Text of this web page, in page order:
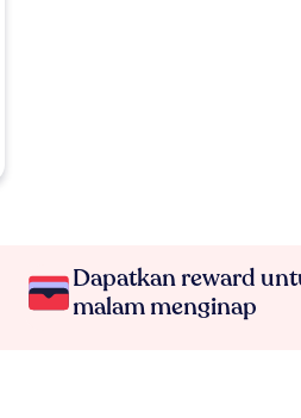
Dapatkan reward
malam menginap